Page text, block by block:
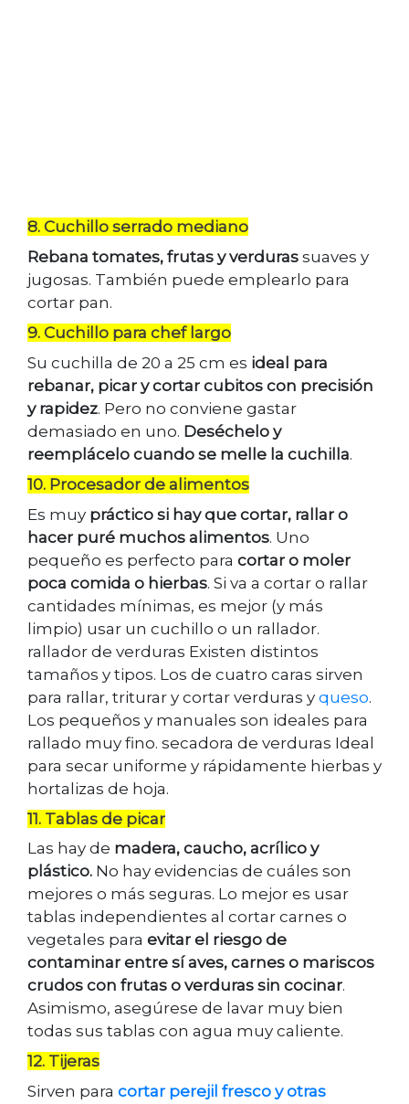
8. Cuchillo serrado mediano
Rebana tomates, frutas y verduras suaves y
jugosas. También puede emplearlo para
cortar pan.
9. Cuchillo para chef largo
Su cuchilla de 20 a 25 cm es ideal para
rebanar, picar y cortar cubitos con precisión
y rapidez. Pero no conviene gastar
demasiado en uno. Deséchelo y
reemplácelo cuando se melle la cuchilla.
10. Procesador de alimentos
Es muy práctico si hay que cortar, rallar o
hacer puré muchos alimentos. Uno
pequeño es perfecto para cortar o moler
poca comida o hierbas. Si va a cortar o rallar
cantidades mínimas, es mejor (y más
limpio) usar un cuchillo o un rallador.
rallador de verduras Existen distintos
tamaños y tipos. Los de cuatro caras sirven
para rallar, triturar y cortar verduras y queso.
Los pequeños y manuales son ideales para
rallado muy fino. secadora de verduras Ideal
para secar uniforme y rápidamente hierbas y
hortalizas de hoja.
11. Tablas de picar
Las hay de madera, caucho, acrílico y
plástico. No hay evidencias de cuáles son
mejores o más seguras. Lo mejor es usar
tablas independientes al cortar carnes o
vegetales para evitar el riesgo de
contaminar entre sí aves, carnes o mariscos
crudos con frutas o verduras sin cocinar.
Asimismo, asegúrese de lavar muy bien
todas sus tablas con agua muy caliente.
12. Tijeras
Sirven para cortar perejil fresco y otras